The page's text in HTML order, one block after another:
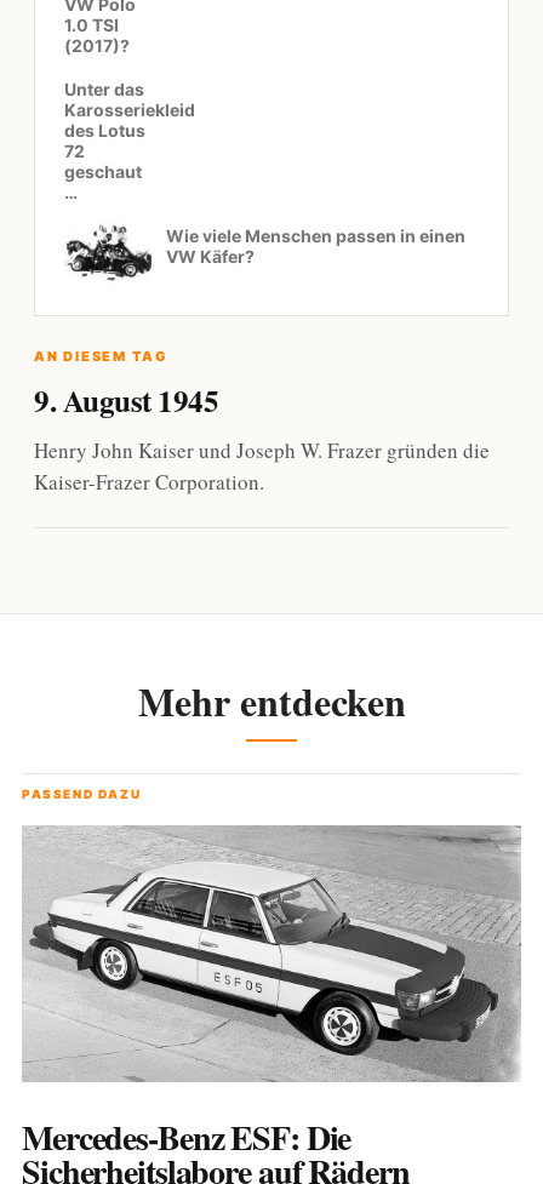
VW Polo
1.0 TSI
(2017)?
Unter das
Karosseriekleid
des Lotus
72
geschaut
…
Wie viele Menschen passen in einen
VW Käfer?
AN DIESEM TAG
9. August 1945
Henry John Kaiser und Joseph W. Frazer gründen die
Kaiser-Frazer Corporation.
Mehr entdecken
PASSEND DAZU
Mercedes-Benz ESF: Die
Sicherheitslabore auf Rädern